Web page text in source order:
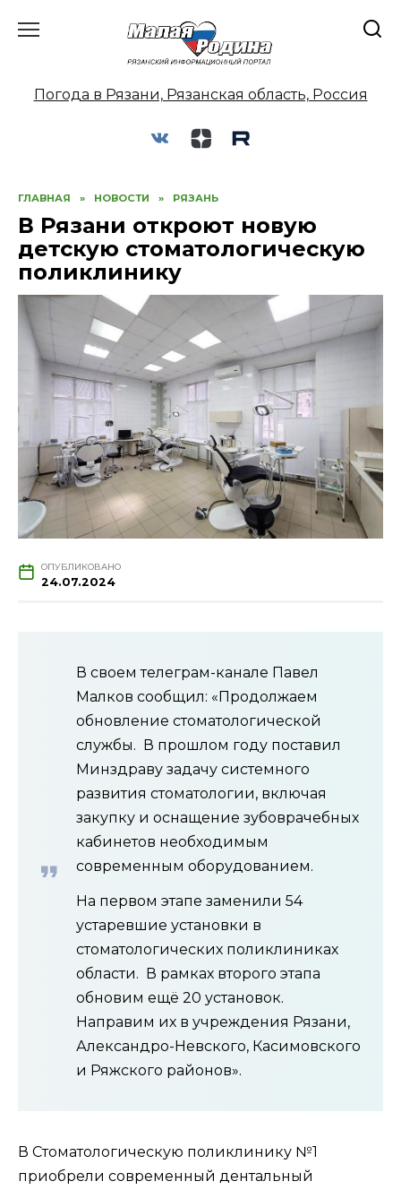
Погода в Рязани, Рязанская область, Россия
ГЛАВНАЯ » НОВОСТИ » РЯЗАНЬ
В Рязани откроют новую
детскую стоматологическую
поликлинику
ОПУБЛИКОВАНО
24.07.2024
В своем телеграм-канале Павел
Малков сообщил: «Продолжаем
обновление стоматологической
службы. В прошлом году поставил
Минздраву задачу системного
развития стоматологии, включая
закупку и оснащение зубоврачебных
кабинетов необходимым
современным оборудованием.
На первом этапе заменили 54
устаревшие установки в
стоматологических поликлиниках
области. В рамках второго этапа
обновим ещё 20 установок.
Направим их в учреждения Рязани,
Александро-Невского, Касимовского
и Ряжского районов».
В Стоматологическую поликлинику №1
приобрели современный дентальный